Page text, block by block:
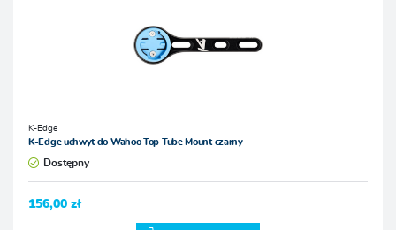
K-Edge
K-Edge uchwyt do Wahoo Top Tube Mount czarny
Dostępny
156,00 zł